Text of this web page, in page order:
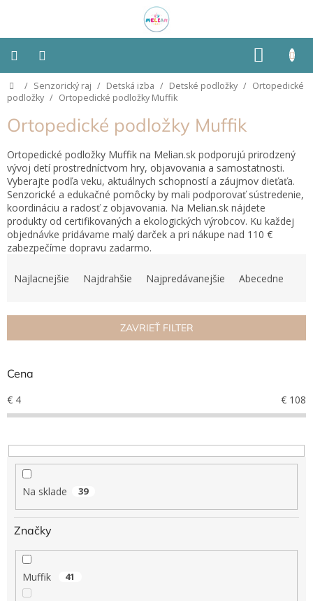
KOŠÍK
Montessori
Detská
izba
Senzorické
pomôcky
Hračky
podľa
typu
Hračky
podľa
podľa
podľa
príležitosti
Značky
Senzorický
raj
Prihlásenie
Domov
/ Senzorický raj / Detská izba / Detské podložky / Ortopedické
podložky / Ortopedické podložky Muffik
Ortopedické podložky Muffik
Ortopedické podložky Muffik na Melian.sk podporujú prirodzený
vývoj detí prostredníctvom hry, objavovania a samostatnosti.
Vyberajte podľa veku, aktuálnych schopností a záujmov dieťaťa.
Senzorické a edukačné pomôcky by mali podporovať sústredenie,
koordináciu a radosť z objavovania. Na Melian.sk nájdete
produkty od certifikovaných a ekologických výrobcov. Ku každej
objednávke pridávame malý darček a pri nákupe nad 110 €
zabezpečíme dopravu zadarmo.
i
p
o
d
k
t
Najlacnejšie Najdrahšie Najpredávanejšie Abecedne
ZAVRIEŤ FILTER
Cena
€ 4 € 108
Na sklade 39
Značky
Muffik 41